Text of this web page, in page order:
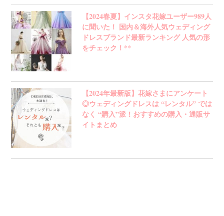
【2024春夏】インスタ花嫁ユーザー989人
に聞いた！ 国内＆海外人気ウェディング
ドレスブランド最新ランキング 人気の形
をチェック！**
【2024年最新版】花嫁さまにアンケート
◎ウェディングドレスは “レンタル” では
なく “購入”派！おすすめの購入・通販サ
イトまとめ